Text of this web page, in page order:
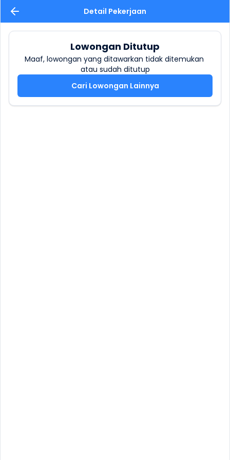
Detail Pekerjaan
Lowongan Ditutup
Maaf, lowongan yang ditawarkan tidak ditemukan
atau sudah ditutup
Cari Lowongan Lainnya